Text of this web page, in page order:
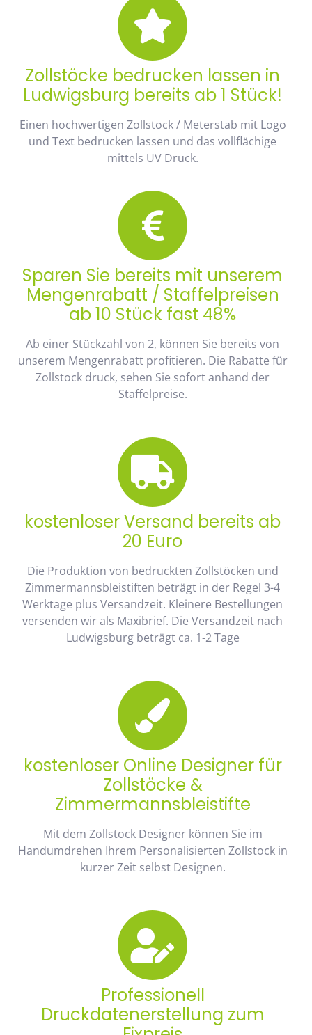
Zollstöcke bedrucken lassen in
Ludwigsburg bereits ab 1 Stück!
Einen hochwertigen Zollstock / Meterstab mit Logo
und Text bedrucken lassen und das vollflächige
mittels UV Druck.
Sparen Sie bereits mit unserem
Mengenrabatt / Staffelpreisen
ab 10 Stück fast 48%
Ab einer Stückzahl von 2, können Sie bereits von
unserem Mengenrabatt profitieren. Die Rabatte für
Zollstock druck, sehen Sie sofort anhand der
Staffelpreise.
kostenloser Versand bereits ab
20 Euro
Die Produktion von bedruckten Zollstöcken und
Zimmermannsbleistiften beträgt in der Regel 3-4
Werktage plus Versandzeit. Kleinere Bestellungen
versenden wir als Maxibrief. Die Versandzeit nach
Ludwigsburg beträgt ca. 1-2 Tage
kostenloser Online Designer für
Zollstöcke &
Zimmermannsbleistifte
Mit dem Zollstock Designer können Sie im
Handumdrehen Ihrem Personalisierten Zollstock in
kurzer Zeit selbst Designen.
Professionell
Druckdatenerstellung zum